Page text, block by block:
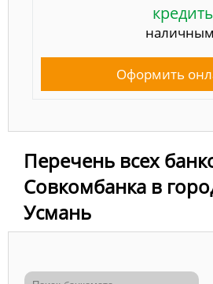
Оформить
Перечень всех
Совкомбанка в
Усмань